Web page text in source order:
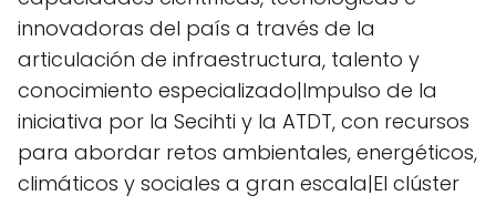
innovadoras del país a través de la
articulación de infraestructura, talento y
conocimiento especializado|Impulso de la
iniciativa por la Secihti y la ATDT, con recursos
para abordar retos ambientales, energéticos,
climáticos y sociales a gran escala|El clúster